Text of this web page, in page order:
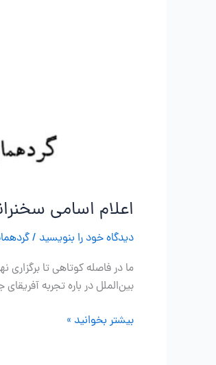
اعلام اسامی
دیدگاه‌ خود را بنویسید /
ما در فاصله کوتاهی تا
بین‌الملل در باره تجربه
اعلام
بیشتر بخوانید »